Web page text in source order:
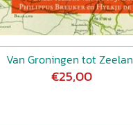
Van Groningen tot
€25,00